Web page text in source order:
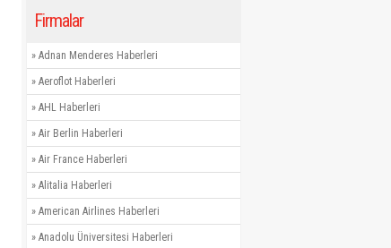
Firmalar
» Adnan Menderes Haberleri
» Aeroflot Haberleri
» AHL Haberleri
» Air Berlin Haberleri
» Air France Haberleri
» Alitalia Haberleri
» American Airlines Haberleri
» Anadolu Üniversitesi Haberleri